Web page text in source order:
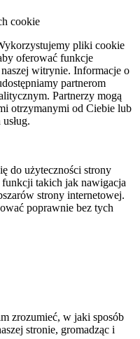
cookie
pliki cookie
oferować funkcje
witrynie. Informacje o
partnerom
Partnerzy mogą
otrzymanymi od Ciebie lub
do użyteczności strony
takich jak nawigacja
strony internetowej.
poprawnie bez tych
zrozumieć, w jaki sposób
stronie, gromadząc i